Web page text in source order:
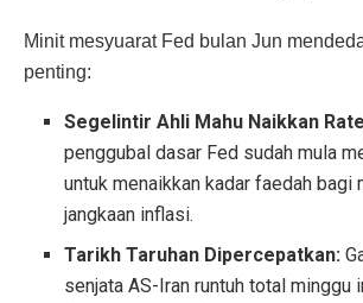
Minit mesyuarat Fed bulan Jun
penting:
Segelintir Ahli Mahu Naikkan
penggubal dasar Fed sudah mula
untuk menaikkan kadar faedah bagi
jangkaan inflasi.
Tarikh Taruhan Dipercepatkan:
senjata AS-Iran runtuh total minggu